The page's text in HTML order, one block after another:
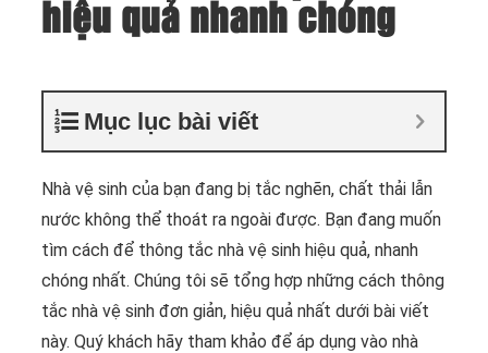
hiệu quả nhanh chóng
Mục lục bài viết
Nhà vệ sinh của bạn đang bị tắc nghẽn, chất thải lẫn
nước không thể thoát ra ngoài được. Bạn đang muốn
tìm cách để thông tắc nhà vệ sinh hiệu quả, nhanh
chóng nhất. Chúng tôi sẽ tổng hợp những cách thông
tắc nhà vệ sinh đơn giản, hiệu quả nhất dưới bài viết
này. Quý khách hãy tham khảo để áp dụng vào nhà